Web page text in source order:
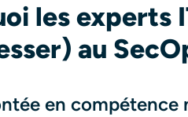
les experts
au
en